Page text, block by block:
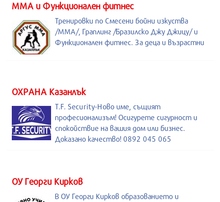
ММА и Функционален фитнес
Тренировки по Смесени бойни изкуства
/MMA/, Граплинг /Бразилско Джу Джицу/ и
Функционален фитнес. За деца и възрастни
ОХРАНА Казанлък
T.F. Security-Ново име, същият
професионализъм! Осигурете сигурност и
спокойствие на вашия дом или бизнес.
Доказано качество! 0892 045 065
ОУ Георги Кирков
В ОУ Георги Кирков образованието и